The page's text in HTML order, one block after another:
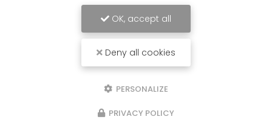
OK, accept all
Deny all cookies
PERSONALIZE
PRIVACY POLICY